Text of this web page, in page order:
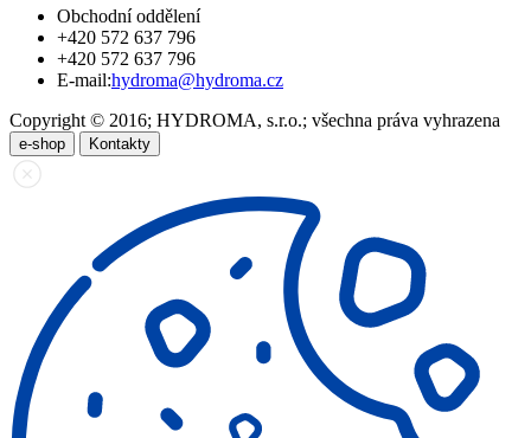
Obchodní oddělení
+420 572 637 796
+420 572 637 796
E-mail:hydroma@hydroma.cz
Copyright © 2016; HYDROMA, s.r.o.; všechna práva vyhrazena
e-shop Kontakty